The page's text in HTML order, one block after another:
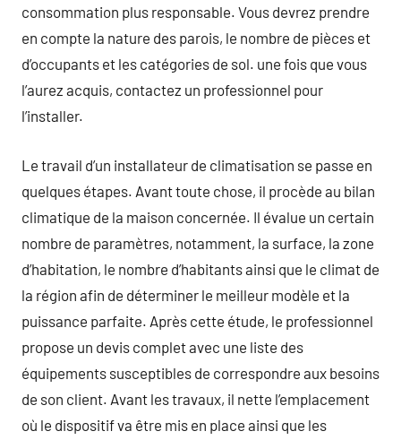
consommation plus responsable. Vous devrez prendre
en compte la nature des parois, le nombre de pièces et
d’occupants et les catégories de sol. une fois que vous
l’aurez acquis, contactez un professionnel pour
l’installer.
Le travail d’un installateur de climatisation se passe en
quelques étapes. Avant toute chose, il procède au bilan
climatique de la maison concernée. Il évalue un certain
nombre de paramètres, notamment, la surface, la zone
d’habitation, le nombre d’habitants ainsi que le climat de
la région afin de déterminer le meilleur modèle et la
puissance parfaite. Après cette étude, le professionnel
propose un devis complet avec une liste des
équipements susceptibles de correspondre aux besoins
de son client. Avant les travaux, il nette l’emplacement
où le dispositif va être mis en place ainsi que les